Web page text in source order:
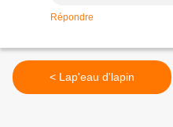
Répondre
< Lap'eau d'lapin